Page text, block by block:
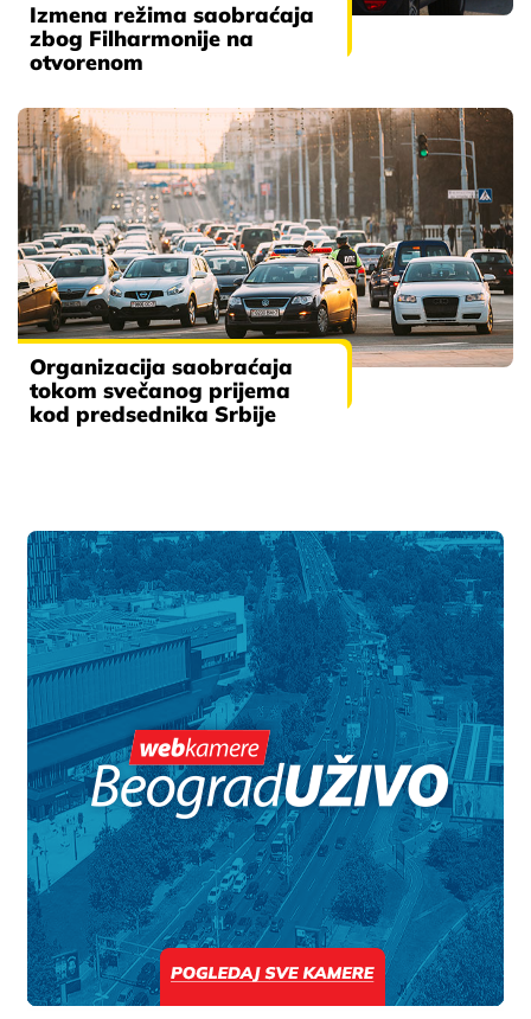
Izmena režima saobraćaja
zbog Filharmonije na
otvorenom
Organizacija saobraćaja
tokom svečanog prijema
kod predsednika Srbije